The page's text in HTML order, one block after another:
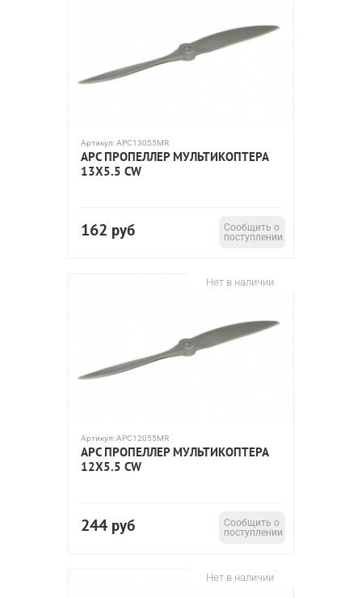
Артикул:APC13055MR
APC ПРОПЕЛЛЕР МУЛЬТИКОПТЕРА
13X5.5 CW
162 руб
Сообщить о
поступлении
Нет в наличии
Артикул:APC12055MR
APC ПРОПЕЛЛЕР МУЛЬТИКОПТЕРА
12X5.5 CW
244 руб
Сообщить о
поступлении
Нет в наличии